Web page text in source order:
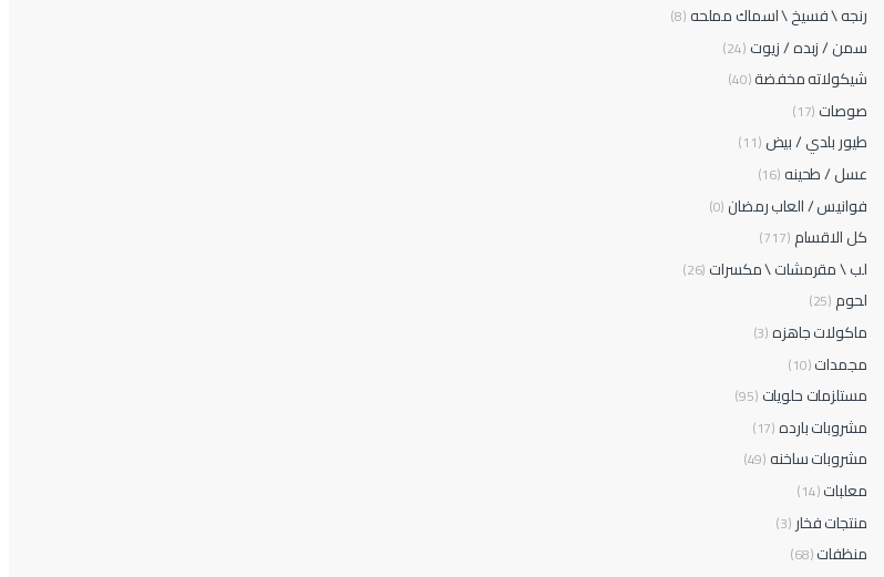
رنجه \ فسيخ \ اسماك مملحه(8)
سمن / زبده / زيوت (24)
شيكولاته مخفضة(40)
صوصات (17)
طيور بلدي / بيض (11)
عسل / طحينه(16)
فوانيس / العاب رمضان(0)
كل الاقسام (717)
لب \ مقرمشات \ مكسرات (26)
لحوم (25)
ماكولات جاهزه(3)
مجمدات(10)
مستلزمات حلويات (95)
مشروبات بارده(17)
مشروبات ساخنه(49)
معلبات(14)
منتجات فخار (3)
منظفات(68)